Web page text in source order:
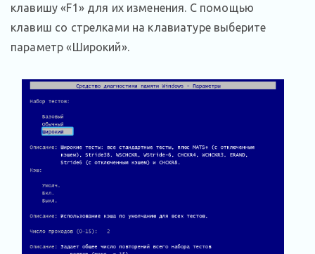
клавишу «F1» для их изменения. С помощью
клавиш со стрелками на клавиатуре выберите
параметр «Широкий».